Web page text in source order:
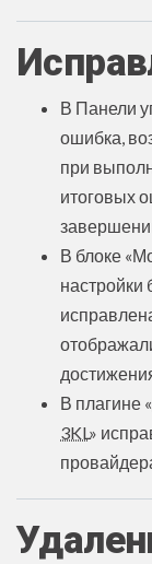
В Панели
ошибка,
при
итоговых
В блоке
настройки
В плагине «
3KL»